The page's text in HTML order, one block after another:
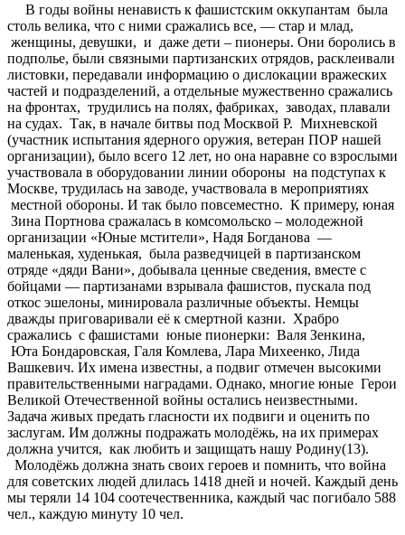
В годы войны ненависть к фашистским оккупантам была
столь велика, что с ними сражались все, — стар и млад,
женщины, девушки, и даже дети – пионеры. Они боролись в
подполье, были связными партизанских отрядов, расклеивали
листовки, передавали информацию о дислокации вражеских
частей и подразделений, а отдельные мужественно сражались
на фронтах, трудились на полях, фабриках, заводах, плавали
на судах. Так, в начале битвы под Москвой Р. Михневской
(участник испытания ядерного оружия, ветеран ПОР нашей
организации), было всего 12 лет, но она наравне со взрослыми
участвовала в оборудовании линии обороны на подступах к
Москве, трудилась на заводе, участвовала в мероприятиях
местной обороны. И так было повсеместно. К примеру, юная
Зина Портнова сражалась в комсомольско – молодежной
организации «Юные мстители», Надя Богданова —
маленькая, худенькая, была разведчицей в партизанском
отряде «дяди Вани», добывала ценные сведения, вместе с
бойцами — партизанами взрывала фашистов, пускала под
откос эшелоны, минировала различные объекты. Немцы
дважды приговаривали её к смертной казни. Храбро
сражались с фашистами юные пионерки: Валя Зенкина,
Юта Бондаровская, Галя Комлева, Лара Михеенко, Лида
Вашкевич. Их имена известны, а подвиг отмечен высокими
правительственными наградами. Однако, многие юные Герои
Великой Отечественной войны остались неизвестными.
Задача живых предать гласности их подвиги и оценить по
заслугам. Им должны подражать молодёжь, на их примерах
должна учится, как любить и защищать нашу Родину(13).
Молодёжь должна знать своих героев и помнить, что война
для советских людей длилась 1418 дней и ночей. Каждый день
мы теряли 14 104 соотечественника, каждый час погибало 588
чел., каждую минуту 10 чел.